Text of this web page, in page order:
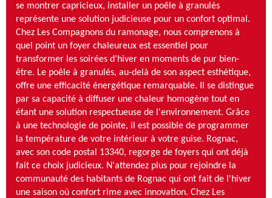
se montrer capricieux, installer un poêle à granulés
représente une solution judicieuse pour un confort optimal.
Chez Les Compagnons du ramonage, nous comprenons à
quel point un foyer chaleureux est essentiel pour
transformer les soirées d'hiver en moments de pur bien-
être. Le poêle à granulés, au-delà de son aspect esthétique,
offre une efficacité énergétique remarquable. Il se distingue
par sa capacité à diffuser une chaleur homogène tout en
étant une solution respectueuse de l'environnement. Grâce
à une technologie de pointe, il est possible de programmer
la température de votre intérieur à votre guise. Rognac,
avec son code postal 13340, regorge de foyers qui ont déjà
fait ce choix judicieux. N'attendez plus pour rejoindre la
communauté des habitants de Rognac qui ont fait de l'hiver
une saison où confort rime avec innovation. Chez Les